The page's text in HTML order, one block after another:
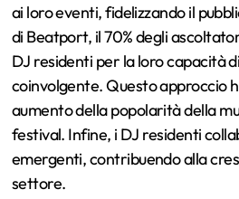
ai loro eventi, fidelizzando il
di Beatport, il 70% degli
DJ residenti per la loro capacità
coinvolgente. Questo approccio
aumento della popolarità della
festival. Infine, i DJ residenti
emergenti, contribuendo alla
settore.